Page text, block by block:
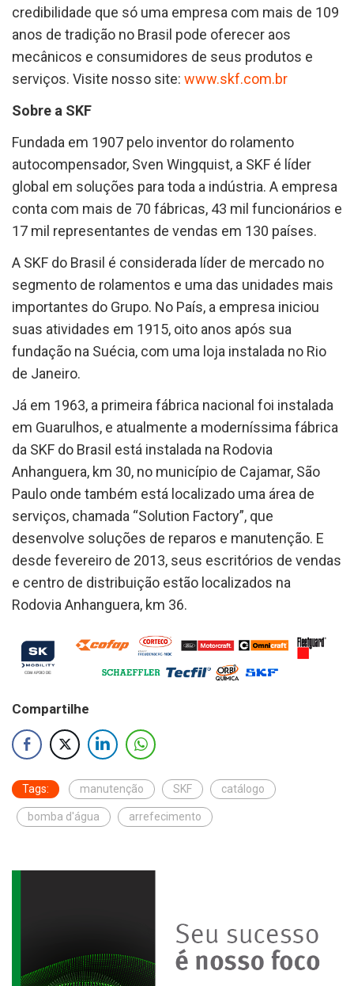
credibilidade que só uma empresa com mais de 109
anos de tradição no Brasil pode oferecer aos
mecânicos e consumidores de seus produtos e
serviços. Visite nosso site: www.skf.com.br
Sobre a SKF
Fundada em 1907 pelo inventor do rolamento
autocompensador, Sven Wingquist, a SKF é líder
global em soluções para toda a indústria. A empresa
conta com mais de 70 fábricas, 43 mil funcionários e
17 mil representantes de vendas em 130 países.
A SKF do Brasil é considerada líder de mercado no
segmento de rolamentos e uma das unidades mais
importantes do Grupo. No País, a empresa iniciou
suas atividades em 1915, oito anos após sua
fundação na Suécia, com uma loja instalada no Rio
de Janeiro.
Já em 1963, a primeira fábrica nacional foi instalada
em Guarulhos, e atualmente a moderníssima fábrica
da SKF do Brasil está instalada na Rodovia
Anhanguera, km 30, no município de Cajamar, São
Paulo onde também está localizado uma área de
serviços, chamada “Solution Factory”, que
desenvolve soluções de reparos e manutenção. E
desde fevereiro de 2013, seus escritórios de vendas
e centro de distribuição estão localizados na
Rodovia Anhanguera, km 36.
Compartilhe
Tags: manutenção SKF catálogo
bomba d'água arrefecimento